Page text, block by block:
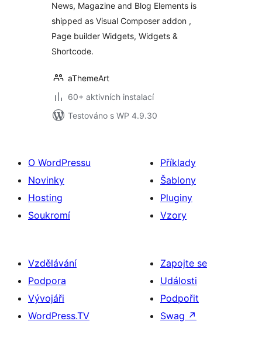
News, Magazine and Blog Elements is
shipped as Visual Composer addon ,
Page builder Widgets, Widgets &
Shortcode.
aThemeArt
60+ aktivních instalací
Testováno s WP 4.9.30
O WordPressu
Novinky
Hosting
Soukromí
Příklady
Šablony
Pluginy
Vzory
Vzdělávání
Podpora
Vývojáři
WordPress.TV
Zapojte se
Události
Podpořit
Swag ↗